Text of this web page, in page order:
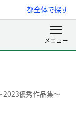
都全体で探す
2023優秀作品集～